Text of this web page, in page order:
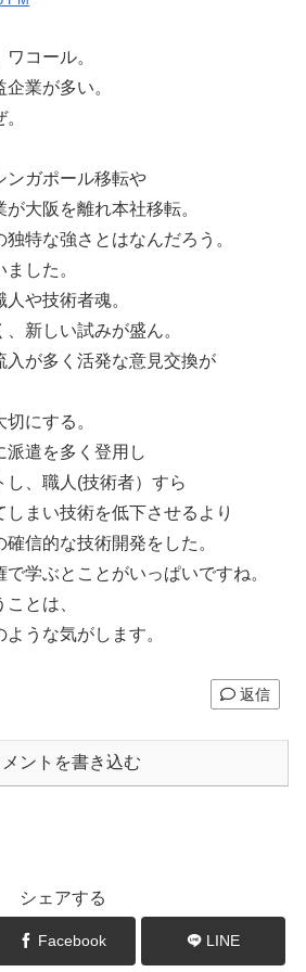
コール。
業が多い。
ンガポール移転や
大阪を離れ本社移転。
特な強さとはなんだろう。
した。
や技術者魂。
、新しい試みが盛ん。
が多く活発な意見交換が
にする。
遣を多く登用し
、職人(技術者）すら
まい技術を低下させるより
信的な技術開発をした。
学ぶとことがいっぱいですね。
とは、
うな気がします。
返信
メントを書き込む
シェアする
Facebook LINE